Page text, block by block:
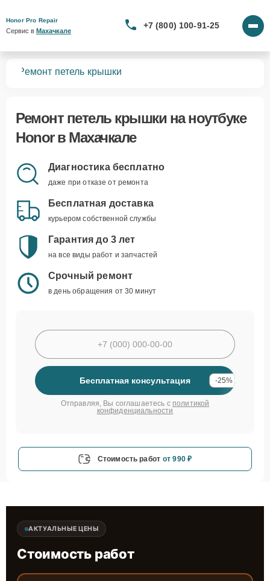
Honor Pro Repair
Сервис в Махачкале
+7 (800) 100-91-25
Ремонт петель крышки
Ремонт петель крышки на ноутбуке
Honor в Махачкале
Диагностика бесплатно
даже при отказе от ремонта
Бесплатная доставка
курьером собственной службы
Гарантия до 3 лет
на все виды работ и запчастей
Срочный ремонт
в день обращения от 30 минут
Бесплатная консультация -25%
Отправляя, Вы соглашаетесь с политикой
конфиденциальности
Стоимость работ от 990 ₽
АКТУАЛЬНЫЕ ЦЕНЫ
Стоимость работ